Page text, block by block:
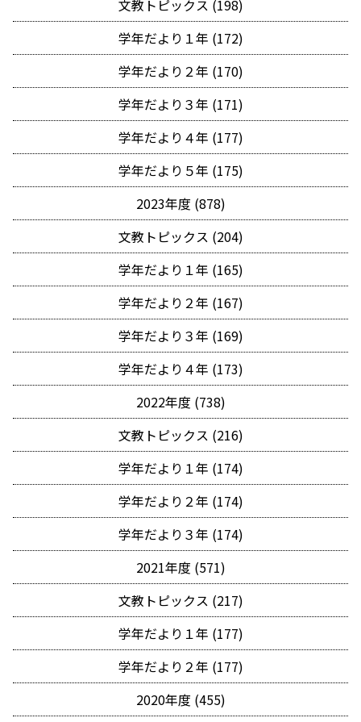
文教トピックス (198)
学年だより１年 (172)
学年だより２年 (170)
学年だより３年 (171)
学年だより４年 (177)
学年だより５年 (175)
2023年度 (878)
文教トピックス (204)
学年だより１年 (165)
学年だより２年 (167)
学年だより３年 (169)
学年だより４年 (173)
2022年度 (738)
文教トピックス (216)
学年だより１年 (174)
学年だより２年 (174)
学年だより３年 (174)
2021年度 (571)
文教トピックス (217)
学年だより１年 (177)
学年だより２年 (177)
2020年度 (455)